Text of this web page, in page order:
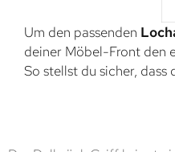
Um den passenden
deiner Möbel-Front den
So stellst du sicher,